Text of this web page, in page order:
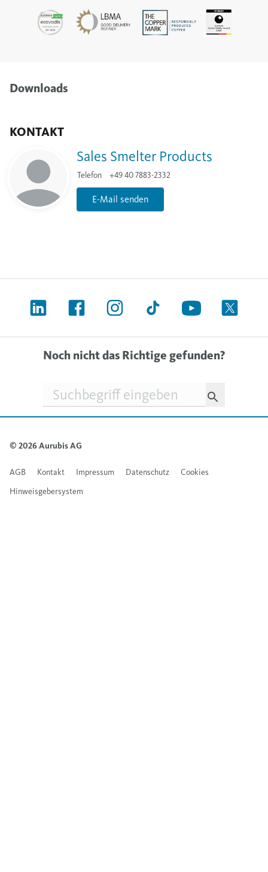
Downloads
KONTAKT
Sales Smelter Products
Telefon +49 40 7883-2332
E-Mail senden
Noch nicht das Richtige gefunden?
Suchfeld
© 2026 Aurubis AG
AGB Kontakt Impressum Datenschutz
Cookies
Hinweisgebersystem